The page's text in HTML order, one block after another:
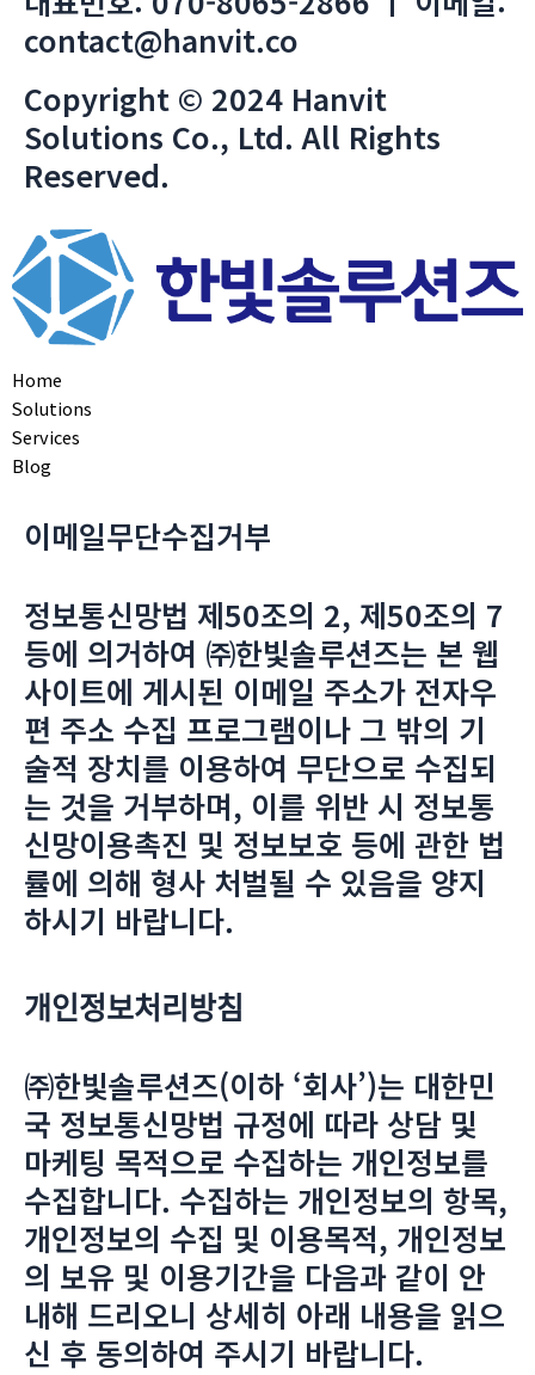
contact@hanvit.co
Copyright © 2024 Hanvit
Solutions Co., Ltd. All Rights
Reserved.
Home
Solutions
Services
Blog
이메일무단수집거부
정보통신망법 제50조의 2, 제50조의 7
등에 의거하여 ㈜한빛솔루션즈는 본 웹
사이트에 게시된 이메일 주소가 전자우
편 주소 수집 프로그램이나 그 밖의 기
술적 장치를 이용하여 무단으로 수집되
는 것을 거부하며, 이를 위반 시 정보통
신망이용촉진 및 정보보호 등에 관한 법
률에 의해 형사 처벌될 수 있음을 양지
하시기 바랍니다.
개인정보처리방침
㈜한빛솔루션즈(이하 ‘회사’)는 대한민
국 정보통신망법 규정에 따라 상담 및
마케팅 목적으로 수집하는 개인정보를
수집합니다. 수집하는 개인정보의 항목,
개인정보의 수집 및 이용목적, 개인정보
의 보유 및 이용기간을 다음과 같이 안
내해 드리오니 상세히 아래 내용을 읽으
신 후 동의하여 주시기 바랍니다.